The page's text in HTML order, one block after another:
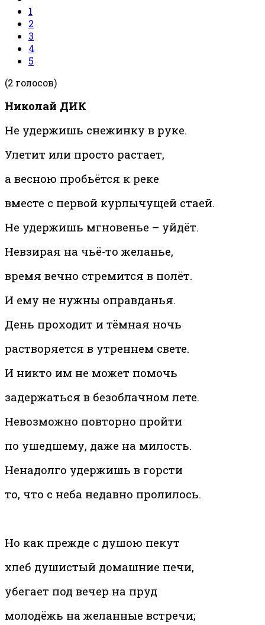
1
2
3
4
5
(2 голосов)
Николай ДИК
Не удержишь снежинку в руке.
Улетит или просто растает,
а весною пробьётся к реке
вместе с первой курлычущей стаей.
Не удержишь мгновенье – уйдёт.
Невзирая на чьё-то желанье,
время вечно стремится в полёт.
И ему не нужны оправданья.
День проходит и тёмная ночь
растворяется в утреннем свете.
И никто им не может помочь
задержаться в безоблачном лете.
Невозможно повторно пройти
по ушедшему, даже на милость.
Ненадолго удержишь в горсти
то, что с неба недавно пролилось.
Но как прежде с душою пекут
хлеб душистый домашние печи,
убегает под вечер на пруд
молодёжь на желанные встречи;